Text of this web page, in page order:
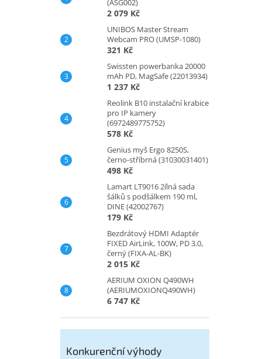
2 079 Kč
UNIBOS Master Stream
Webcam PRO (UMSP-1080)
321 Kč
Swissten powerbanka 20000
mAh PD, MagSafe (22013934)
1 237 Kč
Reolink B10 instalační krabice
pro IP kamery
(6972489775752)
578 Kč
Genius myš Ergo 8250S,
černo-stříbrná (31030031401)
498 Kč
Lamart LT9016 2ílná sada
šálků s podšálkem 190 ml,
DINE (42002767)
179 Kč
Bezdrátový HDMI Adaptér
FIXED AirLink, 100W, PD 3.0,
černý (FIXA-AL-BK)
2 015 Kč
AERIUM OXION Q490WH
(AERIUMOXIONQ490WH)
6 747 Kč
Konkurenční výhody